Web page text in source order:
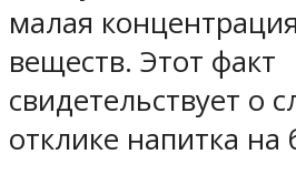
малая
веществ. Этот факт
свидетельствует о
отклике напитка